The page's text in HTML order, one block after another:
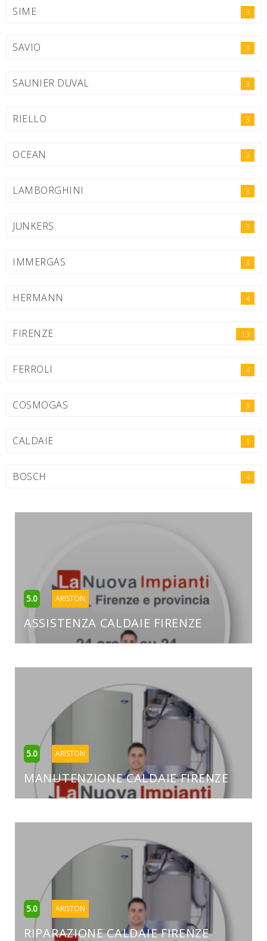
SIME 3
SAVIO 3
SAUNIER DUVAL 3
RIELLO 3
OCEAN 3
LAMBORGHINI 3
JUNKERS 3
IMMERGAS 3
HERMANN 4
FIRENZE 13
FERROLI 4
COSMOGAS 3
CALDAIE 1
BOSCH 4
5.0 ARISTON
ASSISTENZA CALDAIE FIRENZE
5.0 ARISTON
MANUTENZIONE CALDAIE FIRENZE
5.0 ARISTON
RIPARAZIONE CALDAIE FIRENZE